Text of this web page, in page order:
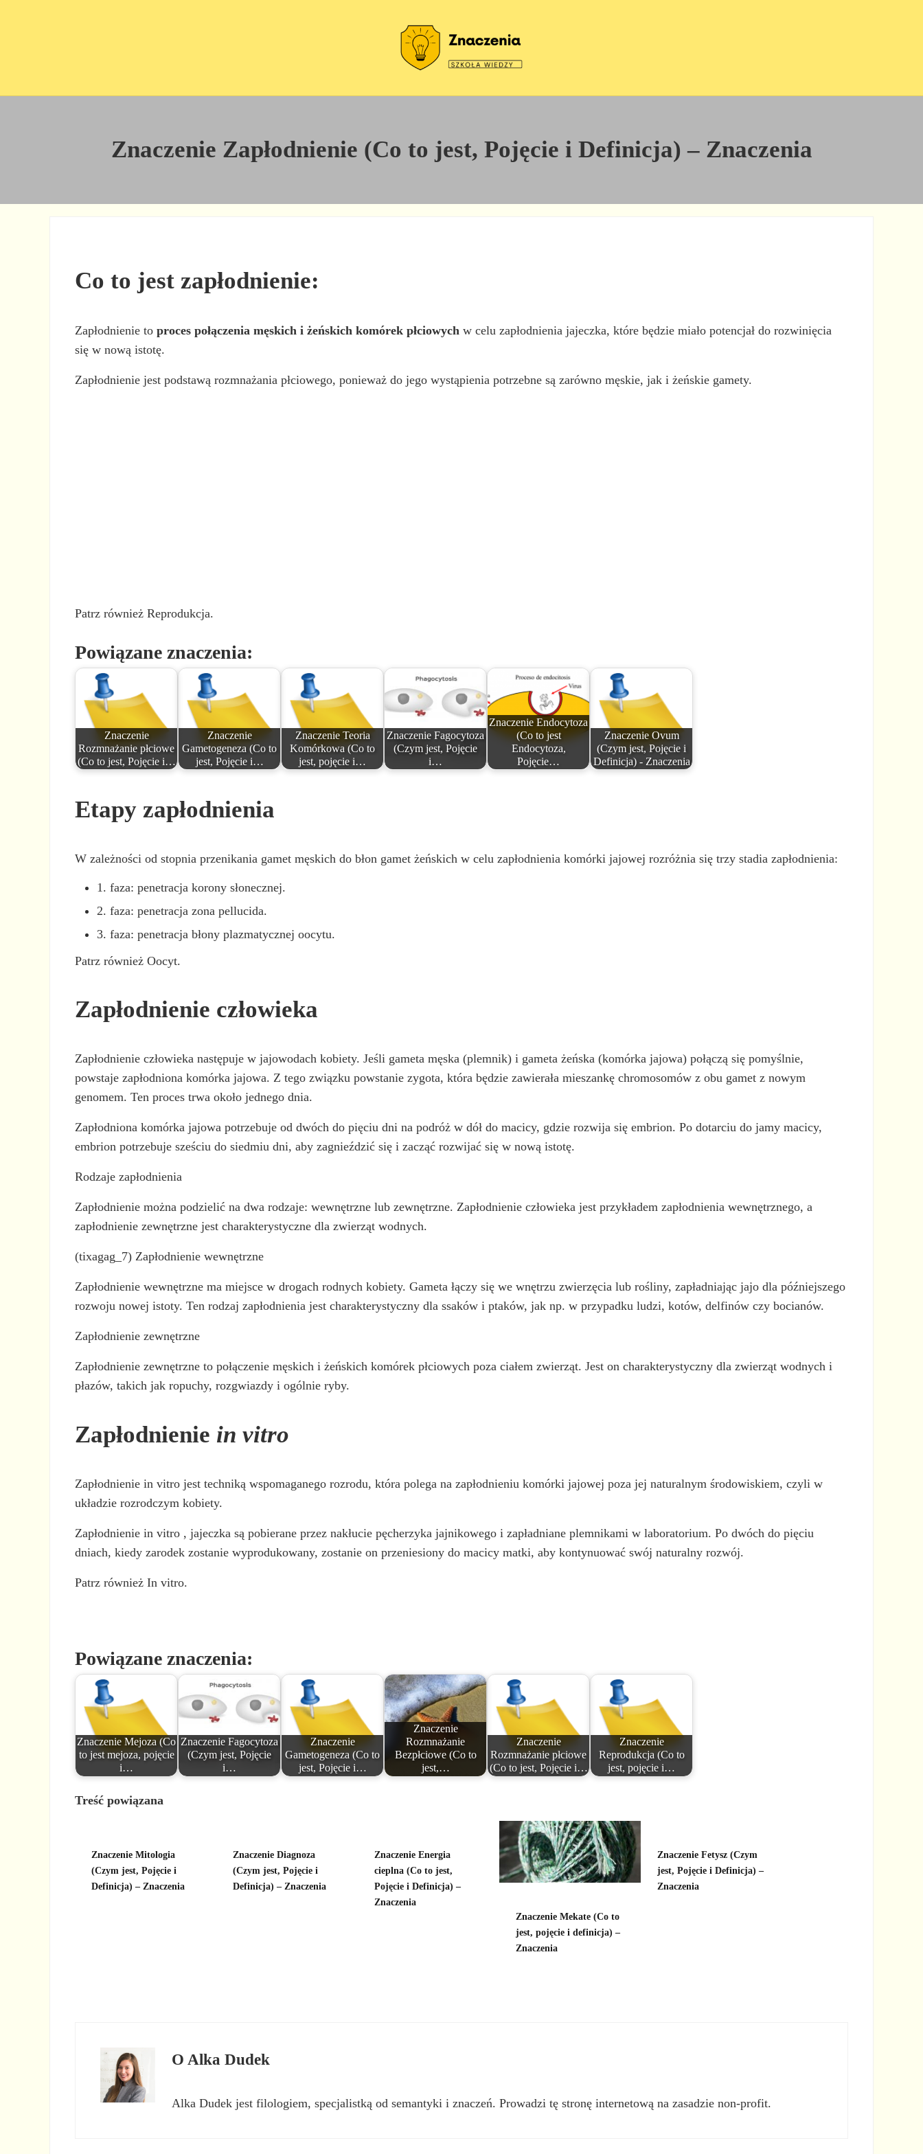
Znaczenie Zapłodnienie (Co to jest, Pojęcie i Definicja) – Znaczenia
Co to jest zapłodnienie:
Zapłodnienie toproces połączenia męskich i żeńskich komórek płciowych w celu zapłodnienia jajeczka, które będzie miało potencjał do rozwinięcia
się w nową istotę.
Zapłodnienie jest podstawą rozmnażania płciowego, ponieważ do jego wystąpienia potrzebne są zarówno męskie, jak i żeńskie gamety.
Patrz również Reprodukcja.
Powiązane znaczenia:
Znaczenie
Rozmnażanie płciowe
(Co to jest, Pojęcie i…
Znaczenie
Gametogeneza (Co to
jest, Pojęcie i…
Znaczenie Teoria
Komórkowa (Co to
jest, pojęcie i…
Znaczenie Fagocytoza
(Czym jest, Pojęcie
i…
Znaczenie Endocytoza
(Co to jest
Endocytoza,
Pojęcie…
Znaczenie Ovum
(Czym jest, Pojęcie i
Definicja) - Znaczenia
Etapy zapłodnienia
W zależności od stopnia przenikania gamet męskich do błon gamet żeńskich w celu zapłodnienia komórki jajowej rozróżnia się trzy stadia zapłodnienia:
1. faza: penetracja korony słonecznej.
2. faza: penetracja zona pellucida.
3. faza: penetracja błony plazmatycznej oocytu.
Patrz również Oocyt.
Zapłodnienie człowieka
Zapłodnienie człowieka następuje w jajowodach kobiety. Jeśli gameta męska (plemnik) i gameta żeńska (komórka jajowa) połączą się pomyślnie,
powstaje zapłodniona komórka jajowa. Z tego związku powstanie zygota, która będzie zawierała mieszankę chromosomów z obu gamet z nowym
genomem. Ten proces trwa około jednego dnia.
Zapłodniona komórka jajowa potrzebuje od dwóch do pięciu dni na podróż w dół do macicy, gdzie rozwija się embrion. Po dotarciu do jamy macicy,
embrion potrzebuje sześciu do siedmiu dni, aby zagnieździć się i zacząć rozwijać się w nową istotę.
Rodzaje zapłodnienia
Zapłodnienie można podzielić na dwa rodzaje: wewnętrzne lub zewnętrzne. Zapłodnienie człowieka jest przykładem zapłodnienia wewnętrznego, a
zapłodnienie zewnętrzne jest charakterystyczne dla zwierząt wodnych.
(tixagag_7) Zapłodnienie wewnętrzne
Zapłodnienie wewnętrzne ma miejsce w drogach rodnych kobiety. Gameta łączy się we wnętrzu zwierzęcia lub rośliny, zapładniając jajo dla późniejszego
rozwoju nowej istoty. Ten rodzaj zapłodnienia jest charakterystyczny dla ssaków i ptaków, jak np. w przypadku ludzi, kotów, delfinów czy bocianów.
Zapłodnienie zewnętrzne
Zapłodnienie zewnętrzne to połączenie męskich i żeńskich komórek płciowych poza ciałem zwierząt. Jest on charakterystyczny dla zwierząt wodnych i
płazów, takich jak ropuchy, rozgwiazdy i ogólnie ryby.
Zapłodnienie in vitro
Zapłodnienie in vitro jest techniką wspomaganego rozrodu, która polega na zapłodnieniu komórki jajowej poza jej naturalnym środowiskiem, czyli w
układzie rozrodczym kobiety.
Zapłodnienie in vitro , jajeczka są pobierane przez nakłucie pęcherzyka jajnikowego i zapładniane plemnikami w laboratorium. Po dwóch do pięciu
dniach, kiedy zarodek zostanie wyprodukowany, zostanie on przeniesiony do macicy matki, aby kontynuować swój naturalny rozwój.
Patrz również In vitro.
Powiązane znaczenia:
Znaczenie Mejoza (Co
to jest mejoza, pojęcie
i…
Znaczenie Fagocytoza
(Czym jest, Pojęcie
i…
Znaczenie
Gametogeneza (Co to
jest, Pojęcie i…
Znaczenie
Rozmnażanie
Bezpłciowe (Co to
jest,…
Znaczenie
Rozmnażanie płciowe
(Co to jest, Pojęcie i…
Znaczenie
Reprodukcja (Co to
jest, pojęcie i…
Treść powiązana
Znaczenie Mitologia
(Czym jest, Pojęcie i
Definicja) – Znaczenia
Znaczenie Diagnoza
(Czym jest, Pojęcie i
Definicja) – Znaczenia
Znaczenie Energia
cieplna (Co to jest,
Pojęcie i Definicja) –
Znaczenia
Znaczenie Mekate (Co to
jest, pojęcie i definicja) –
Znaczenia
Znaczenie Fetysz (Czym
jest, Pojęcie i Definicja) –
Znaczenia
OAlka Dudek
Alka Dudek jest filologiem, specjalistką od semantyki i znaczeń. Prowadzi tę stronę internetową na zasadzie non-profit.